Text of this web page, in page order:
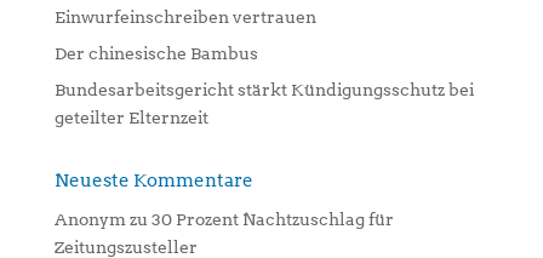
Einwurfeinschreiben vertrauen
Der chinesische Bambus
Bundesarbeitsgericht stärkt Kündigungsschutz bei
geteilter Elternzeit
Neueste Kommentare
Anonym zu 30 Prozent Nachtzuschlag für
Zeitungszusteller